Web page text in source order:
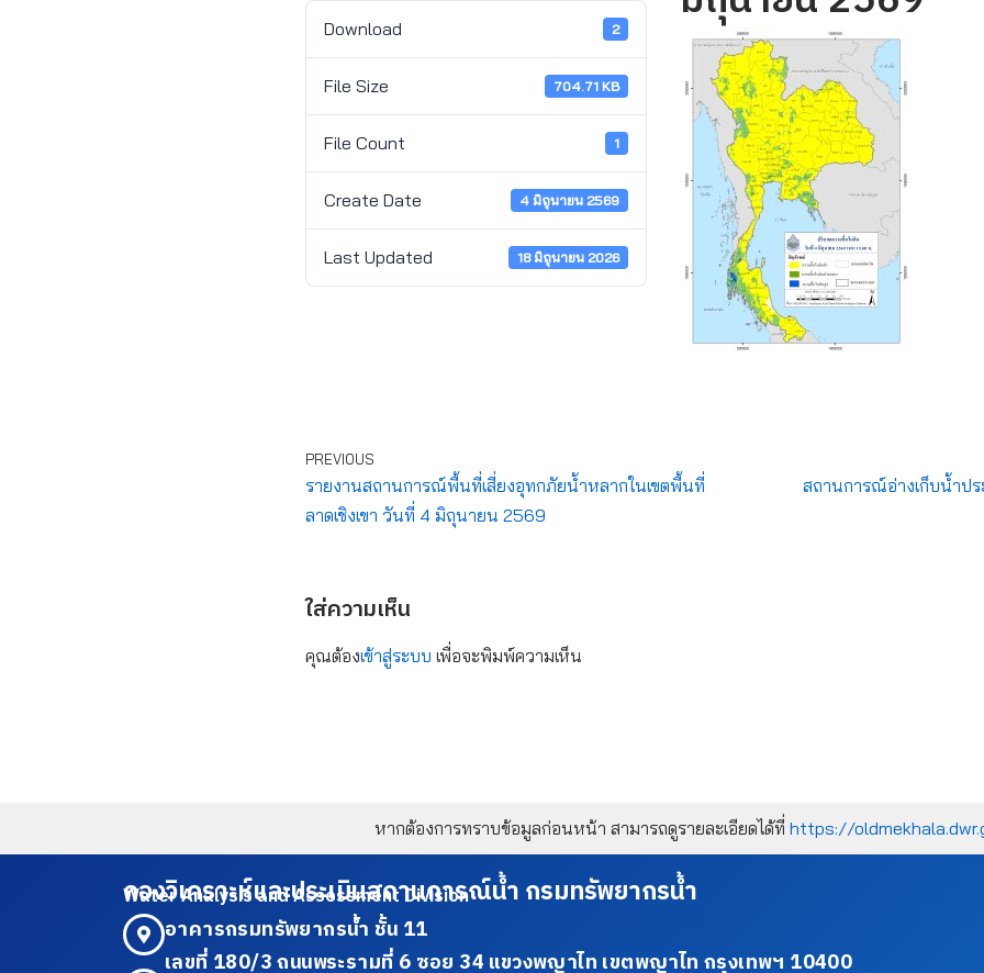
Download 2
File Size 704.71 KB
File Count 1
Create Date 4 มิถุนายน 2569
Last Updated 18 มิถุนายน 2026
PREVIOUS
รายงานสถานการณ์พื้นที่เสี่ยงอุทกภัยน้ำหลากในเขตพื้นที่
ลาดเชิงเขา วันที่ 4 มิถุนายน 2569
สถานการณ์อ่างเก็บน้ำป
ใส่ความเห็น
คุณต้องเข้าสู่ระบบ เพื่อจะพิมพ์ความเห็น
หากต้องการทราบข้อมูลก่อนหน้า สามารถดูรายละเอียดได้ที่ https://
กองวิเคราะห์และประเมินสถานการณ์น้ำ กรมทรัพยากรน้ำ
Water Analysis and Assessment Division
อาคารกรมทรัพยากรน้ำ ชั้น 11
เลขที่ 180/3 ถนนพระรามที่ 6 ซอย 34 แขวงพญาไท เขตพญาไท กรุงเทพฯ 10400